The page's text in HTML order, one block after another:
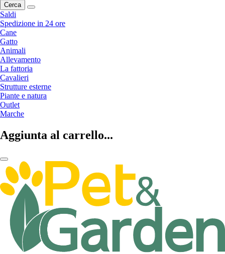
Cerca
Saldi
Spedizione in 24 ore
Cane
Gatto
Animali
Allevamento
La fattoria
Cavalieri
Strutture esterne
Piante e natura
Outlet
Marche
Aggiunta al carrello...